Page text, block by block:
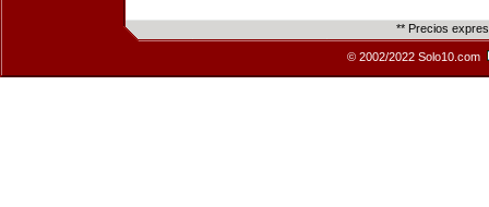
** Precios
© 2002/2022 Solo10.com